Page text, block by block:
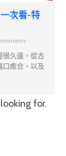
次看-特
很久遠，從古
口癒合，以及
for.